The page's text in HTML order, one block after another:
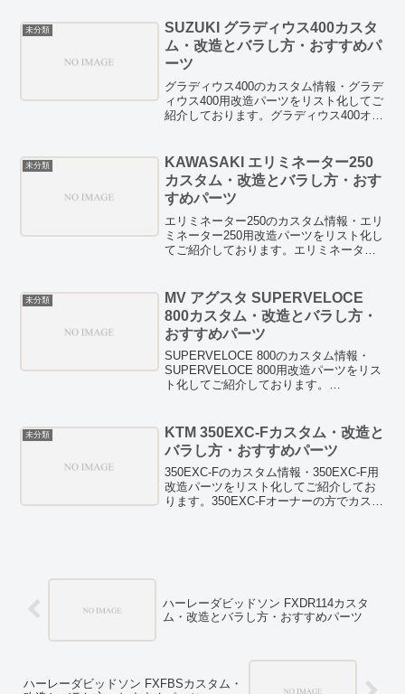
しています。また、燃費向上テクニック
や燃費向上グッズの検証記事などもあり
ますので、ぜひチェックしてみてくださ
い。
未分類
SUZUKI グラディウス400カスタ
ム・改造とバラし方・おすすめパ
ーツ
グラディウス400のカスタム情報・グラデ
ィウス400用改造パーツをリスト化してご
紹介しております。グラディウス400オー
アップパーツも紹介しています。また、
燃費向上テクニックや燃費向上グッズの
検証記事などもありますので、ぜひチェ
ックしてみてください。
未分類
KAWASAKI エリミネーター250
カスタム・改造とバラし方・おす
すめパーツ
エリミネーター250のカスタム情報・エリ
ミネーター250用改造パーツをリスト化し
てご紹介しております。エリミネーター
レスアップパーツも紹介しています。ま
た、燃費向上テクニックや燃費向上グッ
ズの検証記事などもありますので、ぜひ
チェックしてみてください。
未分類
MV アグスタ SUPERVELOCE
800カスタム・改造とバラし方・
おすすめパーツ
SUPERVELOCE 800のカスタム情報・
SUPERVELOCE 800用改造パーツをリス
ト化してご紹介しております。
く！HID/LED等のドレスアップパーツも
紹介しています。また、燃費向上テクニ
ックや燃費向上グッズの検証記事なども
ありますので、ぜひチェックしてみてく
ださい。
未分類
KTM 350EXC-Fカスタム・改造と
バラし方・おすすめパーツ
350EXC-Fのカスタム情報・350EXC-F用
改造パーツをリスト化してご紹介してお
ります。350EXC-Fオーナーの方でカスタ
ハーレーダビッドソン FXDR114カスタ
ム・改造とバラし方・おすすめパーツ
ハーレーダビッドソン FXFBSカスタム・